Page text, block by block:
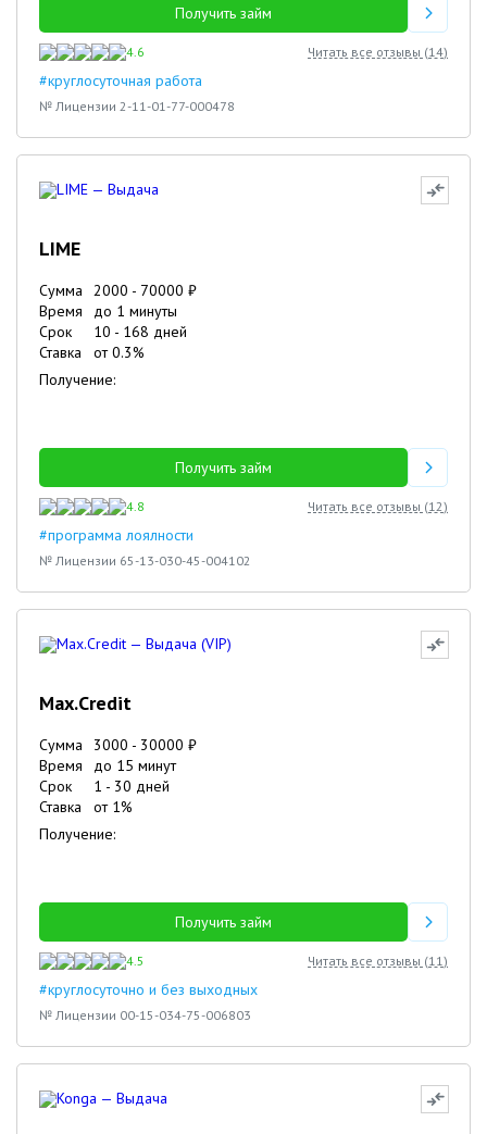
Получить займ
4.6 Читать все отзывы (14)
#круглосуточная работа
№ Лицензии 2-11-01-77-000478
LIME
Сумма 2000 - 70000 ₽
Время
до 1 минуты
Срок
10 - 168 дней
Ставка
от0.3%
Получение:
Получить займ
4.8 Читать все отзывы (12)
#программа лоялности
№ Лицензии 65-13-030-45-004102
Max.Credit
Сумма 3000 - 30000 ₽
Время
до 15 минут
Срок
1 - 30 дней
Ставка
от 1%
Получение:
Получить займ
4.5 Читать все отзывы (11)
#круглосуточно и без выходных
№ Лицензии 00-15-034-75-006803